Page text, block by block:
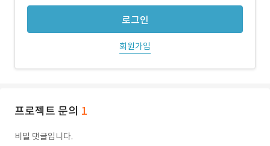
로그인
회원가입
프로젝트 문의 1
비밀 댓글입니다.